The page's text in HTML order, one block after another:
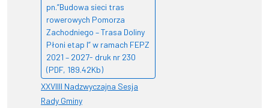
pn.”Budowa sieci tras
rowerowych Pomorza
Zachodniego – Trasa Doliny
Płoni etap I” w ramach FEPZ
2021 – 2027- druk nr 230
(PDF, 189.42Kb)
XXVIIII Nadzwyczajna Sesja
Rady Gminy